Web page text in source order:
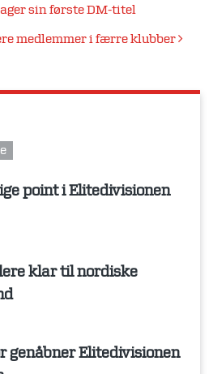
sin første DM-titel
medlemmer i færre klubber
point i Elitedivisionen
klar til nordiske
genåbner Elitedivisionen